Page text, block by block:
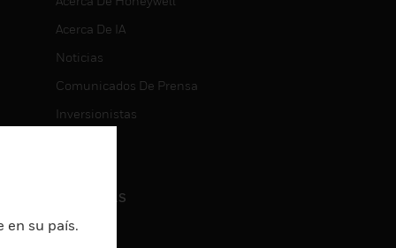
Acerca De IA
Noticias
Comunicados De Prensa
Inversionistas
CARRERAS
Carreras
en su país.